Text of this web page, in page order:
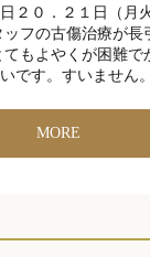
２０．２１日（月
フの古傷治療が長
もよやくが困難で
です。すいません
MORE